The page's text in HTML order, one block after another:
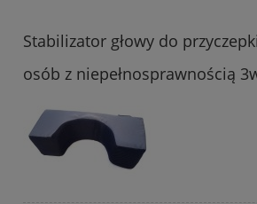
Stabilizator głowy do
osób z niepełnosprawnością